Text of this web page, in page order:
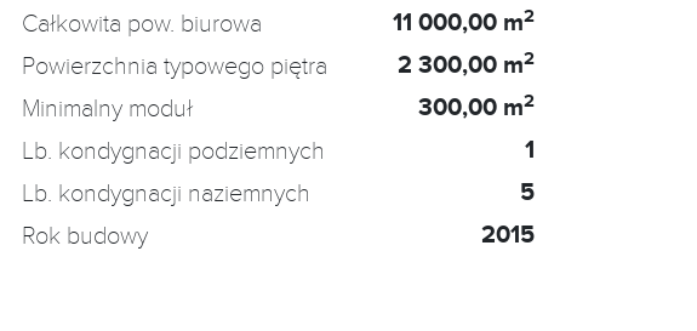
Całkowita pow. biurowa 11 000,00 m2
Powierzchnia typowego piętra 2 300,00 m2
Minimalny moduł 300,00 m2
Lb. kondygnacji podziemnych 1
Lb. kondygnacji naziemnych 5
Rok budowy 2015